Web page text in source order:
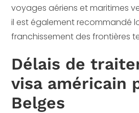
voyages aériens et maritimes
il est également recommandé
franchissement des frontières
Délais de
visa américain
Belges